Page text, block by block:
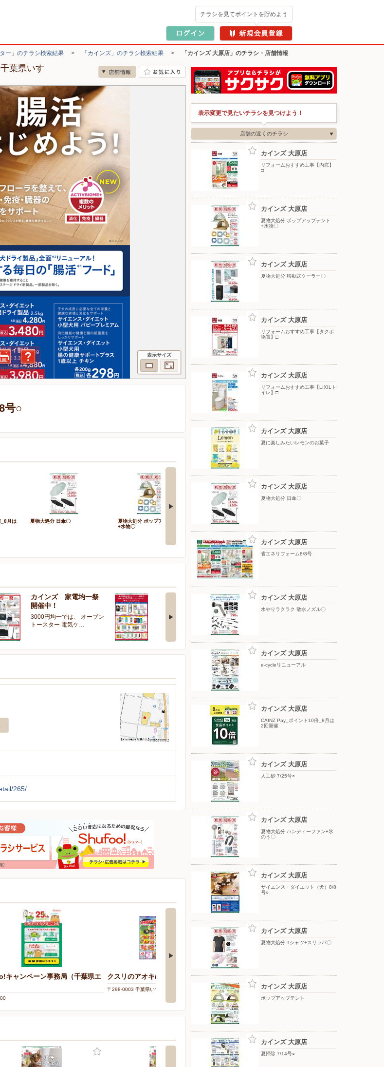
チラシを見てポイントを貯めよう
ー」のチラシ検索結果 > 「カインズ」のチラシ検索結果 > 「カインズ 大原店」のチラシ・店舗情報
葉県いす
表示サイズ
号○
月は
夏物大処分 日傘〇
夏物大処分 ポップアップテント
+水物〇
水やりラクラク 散水ノズル〇
カインズ 家電均一祭
開催中！
3000円均一では、 オーブン
トースター 電気ケ…
夏の酒類合同キャンペ
夏の酒類合同キャンペーン
開催中！ 抽選で最大…
265/
キャンペーン事務局（千葉県エ
クスリのアオキ/深堀店
〒298-0003 千葉県いすみ市深堀1438番地
東京靴流通センター/千葉大原店
〒298-0004 千葉県いすみ市大原9711-1
表示変更で見たいチラシを見つけよう！
店舗の近くのチラシ
カインズ 大原店
リフォームおすすめ工事【内窓】
□
カインズ 大原店
夏物大処分 ポップアップテント
+水物〇
カインズ 大原店
夏物大処分 移動式クーラー〇
カインズ 大原店
リフォームおすすめ工事【タクボ
物置】□
カインズ 大原店
リフォームおすすめ工事【LIXILト
イレ】□
カインズ 大原店
夏に楽しみたいレモンのお菓子
カインズ 大原店
夏物大処分 日傘〇
カインズ 大原店
省エネリフォーム8/8号
カインズ 大原店
水やりラクラク 散水ノズル〇
カインズ 大原店
e-cycleリニューアル
カインズ 大原店
CAINZ Pay_ポイント10倍_8月は
2回開催
カインズ 大原店
人工砂 7/25号○
カインズ 大原店
夏物大処分 ハンディーファン+氷
のう〇
カインズ 大原店
サイエンス・ダイエット（犬）8/8
号○
カインズ 大原店
夏物大処分 Tシャツ+スリッパ〇
カインズ 大原店
ポップアップテント
カインズ 大原店
夏掃除 7/14号○